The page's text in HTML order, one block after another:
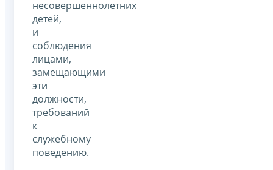
несовершеннолетних
детей,
и
соблюдения
лицами,
замещающими
эти
должности,
требований
к
служебному
поведению.